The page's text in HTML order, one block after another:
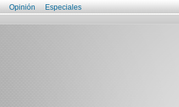
Opinión Especiales